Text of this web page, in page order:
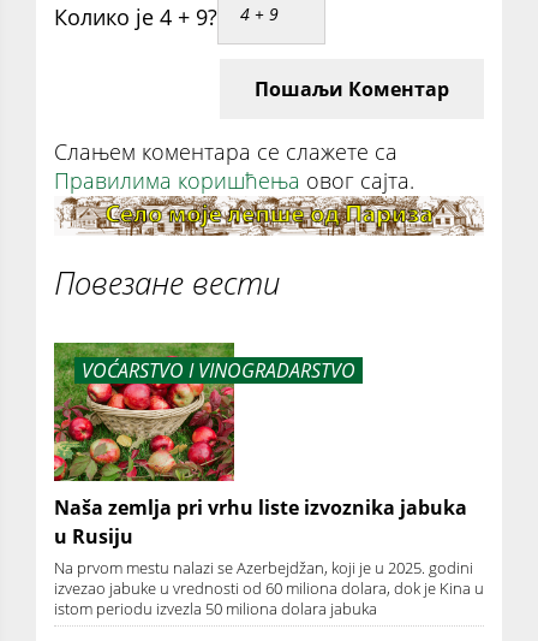
Колико је 4 + 9?
Пошаљи Коментар
Слањем коментара се слажете са
Правилима коришћења овог сајта.
Повезане вести
VOĆARSTVO I VINOGRADARSTVO
Naša zemlja pri vrhu liste izvoznika jabuka
u Rusiju
Na prvom mestu nalazi se Azerbejdžan, koji je u 2025. godini
izvezao jabuke u vrednosti od 60 miliona dolara, dok je Kina u
istom periodu izvezla 50 miliona dolara jabuka